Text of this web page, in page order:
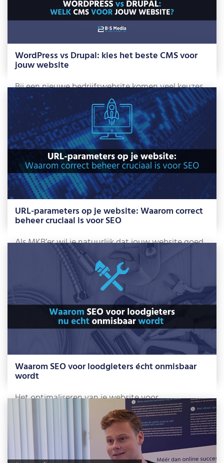
WordPress vs Drupal: kies het beste CMS voor
jouw website
Bij een nieuwe bedrijfswebsite komen veel keuzes
kijken. Eén daarvan is: willen we een […]
Lees meer »
URL-parameters op je website: Waarom correct
beheer cruciaal is voor SEO
Als MKB’er wil je natuurlijk dat jouw website goed
scoort in Google. Maar wist […]
Lees meer »
Waarom SEO voor loodgieters écht onmisbaar
wordt
Het optimaliseren van je website voor
zoekmachines (SEO) is een belangrijk middel om
door […]
Lees meer »